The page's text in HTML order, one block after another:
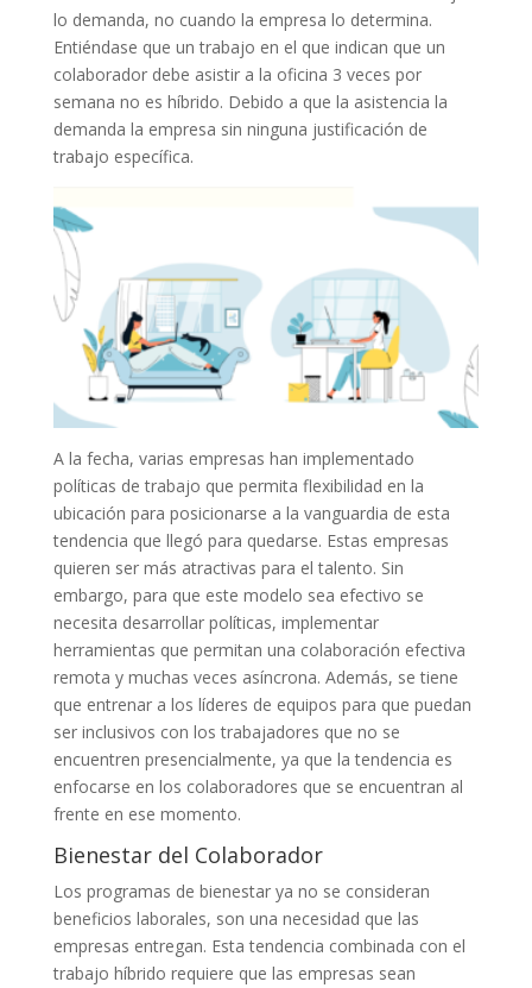
lo demanda, no cuando la empresa lo determina.
Entiéndase que un trabajo en el que indican que un
colaborador debe asistir a la oficina 3 veces por
semana no es híbrido. Debido a que la asistencia la
demanda la empresa sin ninguna justificación de
trabajo específica.
A la fecha, varias empresas han implementado
políticas de trabajo que permita flexibilidad en la
ubicación para posicionarse a la vanguardia de esta
tendencia que llegó para quedarse. Estas empresas
quieren ser más atractivas para el talento. Sin
embargo, para que este modelo sea efectivo se
necesita desarrollar políticas, implementar
herramientas que permitan una colaboración efectiva
remota y muchas veces asíncrona. Además, se tiene
que entrenar a los líderes de equipos para que puedan
ser inclusivos con los trabajadores que no se
encuentren presencialmente, ya que la tendencia es
enfocarse en los colaboradores que se encuentran al
frente en ese momento.
Bienestar del Colaborador
Los programas de bienestar ya no se consideran
beneficios laborales, son una necesidad que las
empresas entregan. Esta tendencia combinada con el
trabajo híbrido requiere que las empresas sean